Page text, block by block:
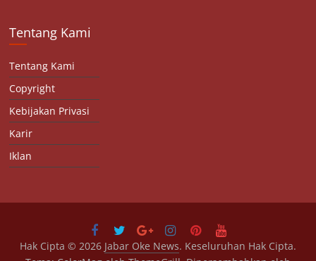
Tentang Kami
Tentang Kami
Copyright
Kebijakan Privasi
Karir
Iklan
Hak Cipta © 2026 Jabar Oke News. Keseluruhan Hak Cipta.